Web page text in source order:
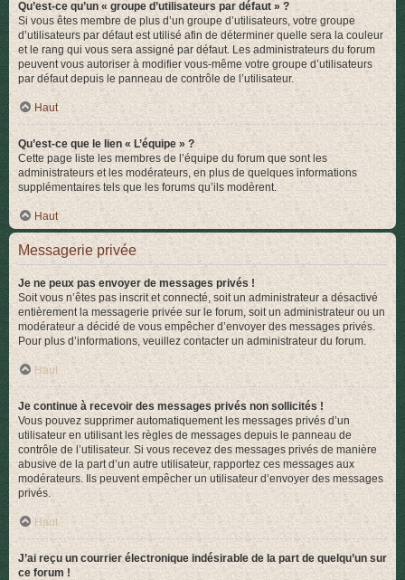
Qu’est-ce qu’un « groupe d’utilisateurs par défaut » ?
Si vous êtes membre de plus d’un groupe d’utilisateurs, votre groupe
d’utilisateurs par défaut est utilisé afin de déterminer quelle sera la couleur
et le rang qui vous sera assigné par défaut. Les administrateurs du forum
peuvent vous autoriser à modifier vous-même votre groupe d’utilisateurs
par défaut depuis le panneau de contrôle de l’utilisateur.
Haut
Qu’est-ce que le lien « L’équipe » ?
Cette page liste les membres de l’équipe du forum que sont les
administrateurs et les modérateurs, en plus de quelques informations
supplémentaires tels que les forums qu’ils modèrent.
Haut
Messagerie privée
Je ne peux pas envoyer de messages privés !
Soit vous n’êtes pas inscrit et connecté, soit un administrateur a désactivé
entièrement la messagerie privée sur le forum, soit un administrateur ou un
modérateur a décidé de vous empêcher d’envoyer des messages privés.
Pour plus d’informations, veuillez contacter un administrateur du forum.
Haut
Je continue à recevoir des messages privés non sollicités !
Vous pouvez supprimer automatiquement les messages privés d’un
utilisateur en utilisant les règles de messages depuis le panneau de
contrôle de l’utilisateur. Si vous recevez des messages privés de manière
abusive de la part d’un autre utilisateur, rapportez ces messages aux
modérateurs. Ils peuvent empêcher un utilisateur d’envoyer des messages
privés.
Haut
J’ai reçu un courrier électronique indésirable de la part de quelqu’un sur
ce forum !